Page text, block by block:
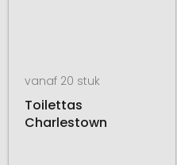
vanaf 20 stuk
Toilettas
Charlestown